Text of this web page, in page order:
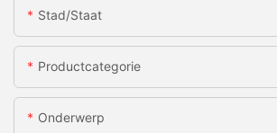
Stad/staat
Productcategorie
Onderwerp